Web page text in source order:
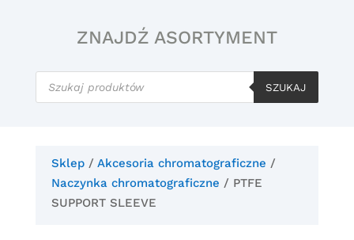
ZNAJDŹ ASORTYMENT
Wyszukiwarka
produktów
SZUKAJ
Sklep/ Akcesoria chromatograficzne /
Naczynka chromatograficzne / PTFE
SUPPORT SLEEVE